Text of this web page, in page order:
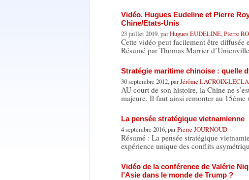
Vidéo. Hugues Eudeline et Pierre
Chine/Etats-Unis
23 juillet 2019, parHugues EUDELINE,Pierre
Cette vidéo peut facilement être
Résumé par Thomas Marrier
Stratégie maritime chinoise : quelle
30 septembre 2012, parJérôme LACROIX-
AU court de son histoire, la Chine ne
majeure. Il faut ainsi remonter au
La pensée stratégique vietnamienne
4 septembre 2016, parPierre JOURNOUD
Résumé : La pensée stratégique
expérience unique des conflits
Vidéo de la conférence de Valérie
l’Asie dans le monde de Trump ?